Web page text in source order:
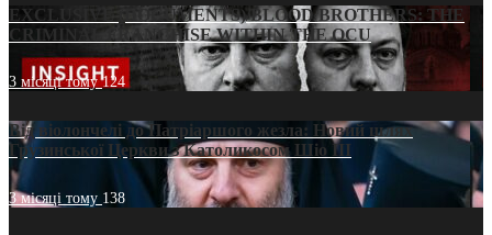
EXCLUSIVE (DOCUMENTS)/BLOOD BROTHERS: THE
CRIMINAL FRANCHISE WITHIN THE OCU
3 місяці тому124
Від віолончелі до Патріаршого жезла: Новий шлях
Грузинської Церкви з Католикосом Шіо III
3 місяці тому 138